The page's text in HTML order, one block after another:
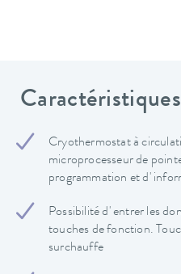
Caractéristiques
Cryothermostat à
microprocesseur de
programmation et d'
Possibilité d' entrer les
touches de fonction.
surchauffe